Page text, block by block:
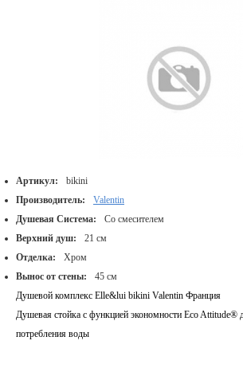
Артикул:
bikini
Производитель:
Valentin
Душевая Система:
Со смесителем
Верхний душ:
21 см
Отделка:
Хром
Вынос от стены:
45 см
Душевой комплекс Elle&lui bikini Valentin Франция
Душевая стойка с функцией экономности Eco Attitude®
потребления воды
Душевая лейка приятная на ощупь, верхний душ и